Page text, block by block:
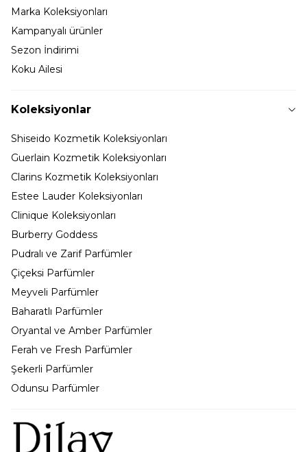
Marka Koleksiyonları
Kampanyalı ürünler
Sezon İndirimi
Koku Ailesi
Koleksiyonlar
Shiseido Kozmetik Koleksiyonları
Guerlain Kozmetik Koleksiyonları
Clarins Kozmetik Koleksiyonları
Estee Lauder Koleksiyonları
Clinique Koleksiyonları
Burberry Goddess
Pudralı ve Zarif Parfümler
Çiçeksi Parfümler
Meyveli Parfümler
Baharatlı Parfümler
Oryantal ve Amber Parfümler
Ferah ve Fresh Parfümler
Şekerli Parfümler
Odunsu Parfümler